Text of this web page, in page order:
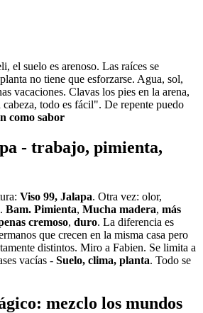
el suelo es arenoso. Las raíces se
no tiene que esforzarse. Agua, sol,
vacaciones. Clavas los pies en la arena,
todo es fácil". De repente puedo
como sabor
- trabajo, pimienta,
Viso 99, Jalapa. Otra vez: olor,
Bam. Pimienta, Mucha madera, más
cremoso, duro. La diferencia es
que crecen en la misma casa pero
distintos. Miro a Fabien. Se limita a
vacías - Suelo, clima, planta. Todo se
mezclo los mundos